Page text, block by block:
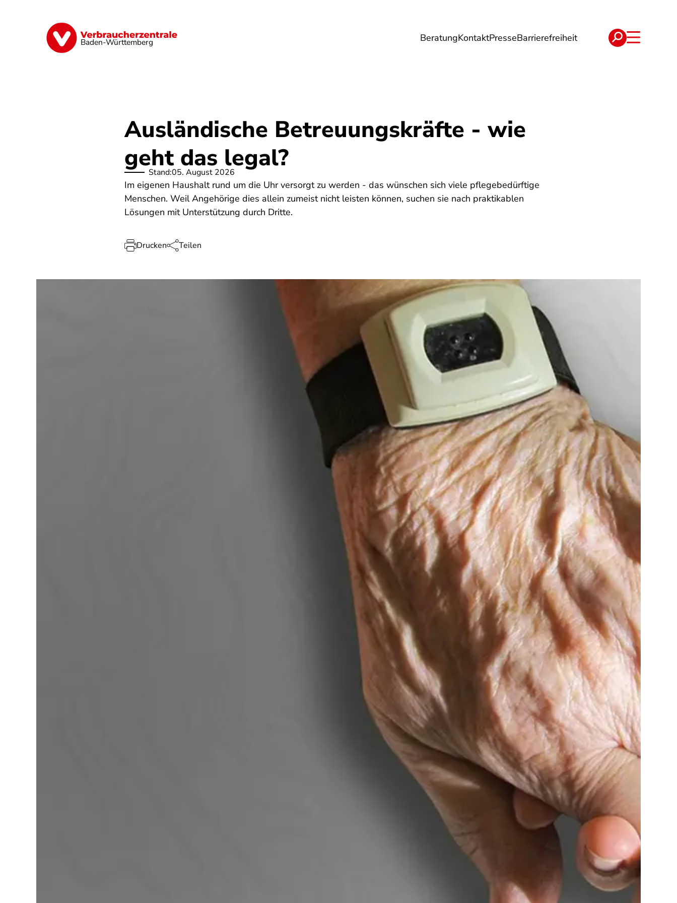
Baden-Württemberg BeratungKontaktPresseBarrierefreiheit
Geld & Versicherungen Digitales Energie Reise Verträge
Ausländische Betreuungskräfte - wie
geht das legal?
Stand:05. August 2026
Im eigenen Haushalt rund um die Uhr versorgt zu werden - das wünschen sich viele pflegebedürftige
Menschen. Weil Angehörige dies allein zumeist nicht leisten können, suchen sie nach praktikablen
Lösungen mit Unterstützung durch Dritte.
Drucken Teilen